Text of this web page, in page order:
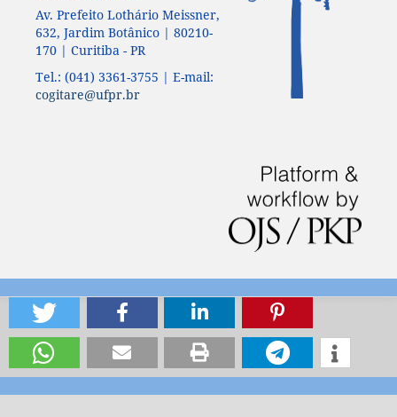
Av. Prefeito Lothário Meissner,
632, Jardim Botânico | 80210-
170 | Curitiba - PR
Tel.: (041) 3361-3755 | E-mail:
cogitare@ufpr.br